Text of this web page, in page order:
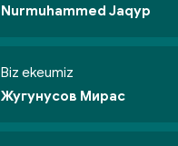
Nurmuhammed Jaqyp
Biz ekeumiz
Жугунусов Мирас